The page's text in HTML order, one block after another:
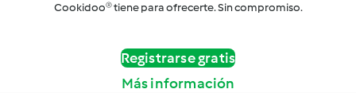
Cookidoo® tiene para ofrecerte. Sin compromiso.
Registrarse gratis
Más información